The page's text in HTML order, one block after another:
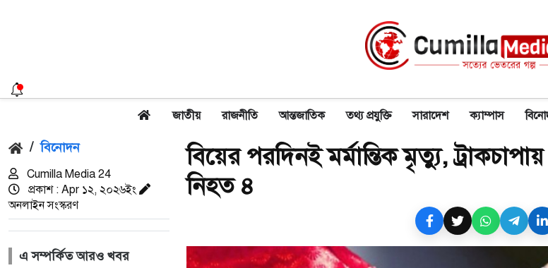
জাতীয় রাজনীতি আন্তজাতিক তথ্য প্রযুক্তি সারাদেশ ক্যাম্পাস
/ বিনোদন
Cumilla Media 24
প্রকাশ : Apr ১২, ২০২৬ইং
অনলাইন সংস্করণ
এ সম্পর্কিত আরও খবর
বিয়ের পরদিনই মর্মান্তিক মৃত্যু,
নিহত ৪